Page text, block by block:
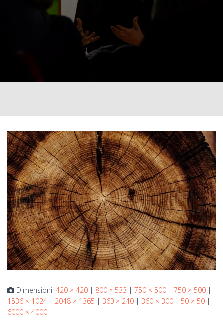
Dimensioni: 420 × 420 | 800 × 533 | 750 × 500 | 750 × 500 |
1536 × 1024 | 2048 × 1365 | 360 × 240 | 360 × 300 | 50 × 50 |
6000 × 4000